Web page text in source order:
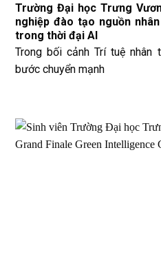
Trường Đại học Trưng
nghiệp đào tạo nguồn
trong thời đại AI
Trong bối cảnh Trí tuệ
bước chuyển mạnh